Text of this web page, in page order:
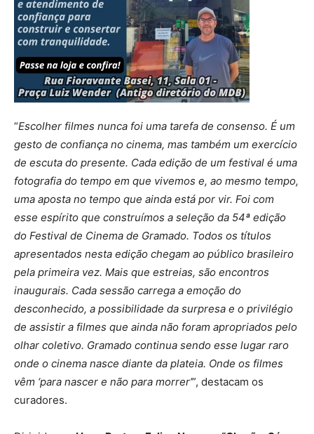
“Escolher filmes nunca foi uma tarefa de consenso. É um
gesto de confiança no cinema, mas também um exercício
de escuta do presente. Cada edição de um festival é uma
fotografia do tempo em que vivemos e, ao mesmo tempo,
uma aposta no tempo que ainda está por vir. Foi com
esse espírito que construímos a seleção da 54ª edição
do Festival de Cinema de Gramado. Todos os títulos
apresentados nesta edição chegam ao público brasileiro
pela primeira vez. Mais que estreias, são encontros
inaugurais. Cada sessão carrega a emoção do
desconhecido, a possibilidade da surpresa e o privilégio
de assistir a filmes que ainda não foram apropriados pelo
olhar coletivo. Gramado continua sendo esse lugar raro
onde o cinema nasce diante da plateia. Onde os filmes
vêm ‘para nascer e não para morrer’”, destacam os
curadores.